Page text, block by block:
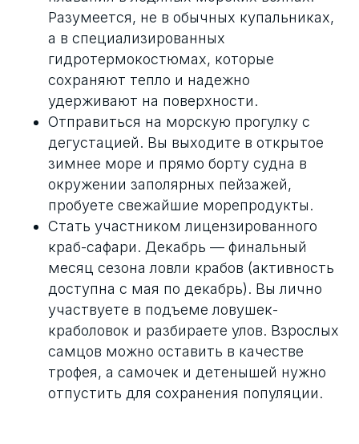
Разумеется, не в обычных купальниках,
а в специализированных
гидротермокостюмах, которые
сохраняют тепло и надежно
удерживают на поверхности.
Отправиться на морскую прогулку с
дегустацией. Вы выходите в открытое
зимнее море и прямо борту судна в
окружении заполярных пейзажей,
пробуете свежайшие морепродукты.
Стать участником лицензированного
краб-сафари. Декабрь — финальный
месяц сезона ловли крабов (активность
доступна с мая по декабрь). Вы лично
участвуете в подъеме ловушек-
краболовок и разбираете улов. Взрослых
самцов можно оставить в качестве
трофея, а самочек и детенышей нужно
отпустить для сохранения популяции.